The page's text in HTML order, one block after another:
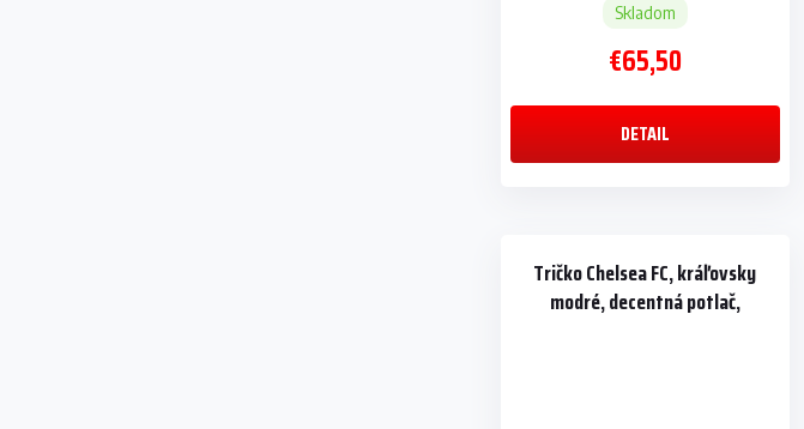
Skladom
€65,50
DETAIL
Tričko Chelsea FC, kráľovsky
modré, decentná potlač,